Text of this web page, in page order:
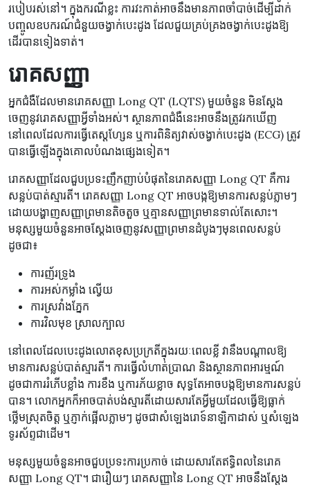
របៀបរស់នៅ។ ក្នុងករណីខ្លះ ការវះកាត់អាចនឹងមានភាពចាំបាច់ដើម្បីដាក់
បញ្ចូលឧបករណ៍ជំនួយចង្វាក់បេះដូង ដែលជួយគ្រប់គ្រងចង្វាក់បេះដូងឱ្យ
ដើរបានទៀងទាត់។
រោគសញ្ញា
អ្នកជំងឺដែលមានរោគសញ្ញា Long QT (LQTS) មួយចំនួន មិនស្តែង
ចេញនូវរោគសញ្ញាអ្វីទាំងអស់។ ស្ថានភាពជំងឺនេះអាចនឹងត្រូវរកឃើញ
នៅពេលដែលការធ្វើតេស្តហ្សែន ឬការពិនិត្យវាស់ចង្វាក់បេះដូង (ECG) ត្រូវ
បានធ្វើឡើងក្នុងគោលបំណងផ្សេងទៀត។
រោគសញ្ញាដែលជួបប្រទះញឹកញាប់បំផុតនៃរោគសញ្ញា Long QT គឺការ
សន្លប់បាត់ស្មារតី។ រោគសញ្ញា Long QT អាចបង្កឱ្យមានការសន្លប់ភ្លាមៗ
ដោយបង្ហាញសញ្ញាព្រមានតិចតួច ឬគ្មានសញ្ញាព្រមានទាល់តែសោះ។
មនុស្សមួយចំនួនអាចស្តែងចេញនូវសញ្ញាព្រមានដំបូងៗមុនពេលសន្លប់
ដូចជា៖
ការញ័រទ្រូង
ការអស់កម្លាំង ល្វើយ
ការស្រវាំងភ្នែក
ការវិលមុខ ស្រាលក្បាល
នៅពេលដែលបេះដូងលោតខុសប្រក្រតីក្នុងរយៈពេលខ្លី វានឹងបណ្តាលឱ្យ
មានការសន្លប់បាត់ស្មារតី។ ការធ្វើលំហាត់ប្រាណ និងស្ថានភាពអារម្មណ៍
ដូចជាការរំភើបខ្លាំង ការខឹង ឬការភ័យខ្លាច សុទ្ធតែអាចបង្កឱ្យមានការសន្លប់
បាន។ លោកអ្នកក៏អាចបាត់បង់ស្មារតីដោយសារតែអ្វីមួយដែលធ្វើឱ្យធ្លាក់
ថ្លើមស្រុតចិត្ត ឬភ្ញាក់ផ្អើលភ្លាមៗ ដូចជាសំឡេងរោទ៍នាឡិកាដាស់ ឬសំឡេង
ទូរស័ព្ទជាដើម។
មនុស្សមួយចំនួនអាចជួបប្រទះការប្រកាច់ ដោយសារតែឥទ្ធិពលនៃរោគ
សញ្ញា Long QT។ ជារឿយៗ រោគសញ្ញានៃ Long QT អាចនឹងស្តែង